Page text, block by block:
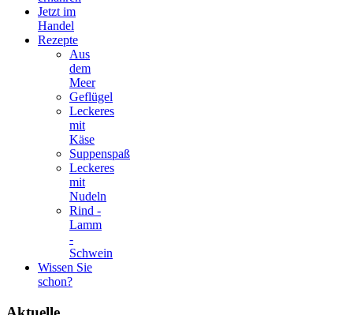
Jetzt im
Handel
Rezepte
Aus
dem
Meer
Geflügel
Leckeres
mit
Käse
Suppenspaß
Leckeres
mit
Nudeln
Rind -
Lamm
-
Schwein
Wissen Sie
schon?